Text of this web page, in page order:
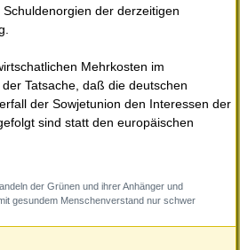
der derzeitigen
Mehrkosten im
Tatsache, daß die deutschen
der Sowjetunion den Interessen der
sind statt den europäischen
der Grünen und ihrer Anhänger und
gesundem Menschenverstand nur schwer